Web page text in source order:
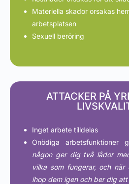
Materiella skador orsakas
arbetsplatsen
Sexuell beröring
ATTACKER PÅ
Inget arbete tilldelas
Onödiga arbetsfunktioner
någon ger dig två lådor
vilka som fungerar, och
ihop dem igen och ber dig